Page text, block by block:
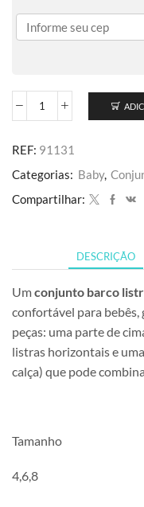
REF: 91131
Categorias: Baby,
Compartilhar:
DESCRIÇÃO
Umconjunto barco
confortável para
peças: uma parte de
listras horizontais e
calça) que pode
Tamanho
4,6,8